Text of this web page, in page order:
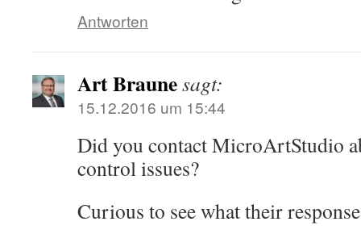
Antworten
Art Braunesagt:
15.12.2016 um 15:44
Did you contact MicroArtStudio
control issues?
Curious to see what their